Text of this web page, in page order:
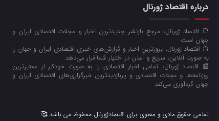
درباره اقتصاد ژورنال
📑 اقتصاد ژورنال، مرجع بازنشر جدیدترین اخبار و مجلات اقتصادی ایران و
جهان است.
📺 اقتصاد ژورنال، بروزترین اخبار و گزارش‌های خبری اقتصادی ایران و جهان را
به صورت آنلاین، سریع و آسان در اختیار شما قرار می‌‌دهد.
📰 اقتصاد ژورنال، تمامی اخبار اقتصادی را به صورت خودکار از معتبرترین
روزنامه‌ها و مجلات اقتصادی و پربازدیدترین خبرگزاری‌های اقتصادی ایران و
جهان گردآوری می‌کند.
تمامی حقوق مادی و معنوی برای اقتصادژورنال محفوظ می باشد 🥰